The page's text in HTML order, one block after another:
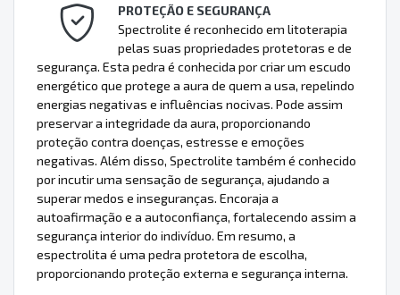
PROTEÇÃO E SEGURANÇA
Spectrolite é reconhecido em litoterapia
pelas suas propriedades protetoras e de
segurança. Esta pedra é conhecida por criar um escudo
energético que protege a aura de quem a usa, repelindo
energias negativas e influências nocivas. Pode assim
preservar a integridade da aura, proporcionando
proteção contra doenças, estresse e emoções
negativas. Além disso, Spectrolite também é conhecido
por incutir uma sensação de segurança, ajudando a
superar medos e inseguranças. Encoraja a
autoafirmação e a autoconfiança, fortalecendo assim a
segurança interior do indivíduo. Em resumo, a
espectrolita é uma pedra protetora de escolha,
proporcionando proteção externa e segurança interna.